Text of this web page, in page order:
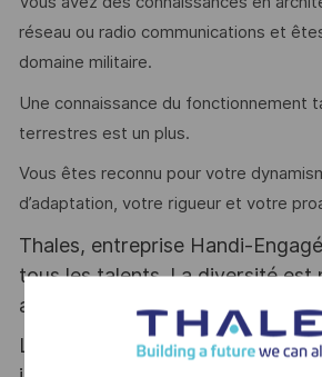
réseau ou radio communications et
domaine militaire.
Une connaissance du fonctionnement
terrestres est un plus.
Vous êtes reconnu pour votre
d’adaptation, votre rigueur et votre
Thales, entreprise Handi-
tous les talents. La diversité est
atout. Postulez et rejoignez
Le poste pouvant nécessiter